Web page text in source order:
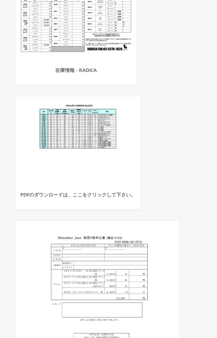
在庫情報 - RADICA
PDFのダウンロードは、ここをクリックして下さい。